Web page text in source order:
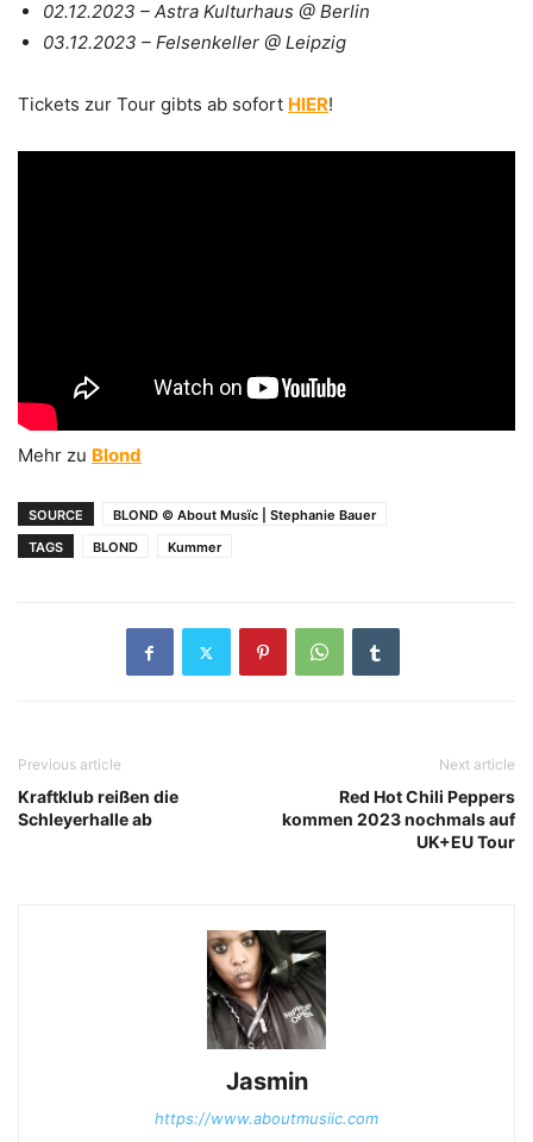
02.12.2023 – Astra Kulturhaus @ Berlin
03.12.2023 – Felsenkeller @ Leipzig
Tickets zur Tour gibts ab sofort HIER!
Mehr zu Blond
SOURCE
BLOND © About Musïc | Stephanie Bauer
TAGS
BLOND Kummer
Previous article
Kraftklub reißen die
Schleyerhalle ab
Next article
Red Hot Chili Peppers
kommen 2023 nochmals auf
UK+EU Tour
Jasmin
https://www.aboutmusiic.com